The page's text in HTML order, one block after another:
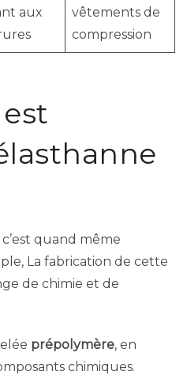
aux
vêtements de
compression
quand même
La fabrication de cette
de chimie et de
prépolymère, en
chimiques.